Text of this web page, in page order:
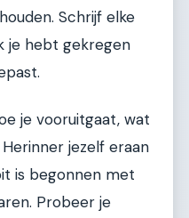
Schrijf elke
je hebt gekregen
je vooruitgaat, wat
jezelf eraan
is begonnen met
Probeer je